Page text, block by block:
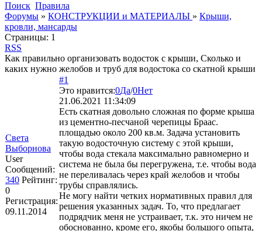
Поиск Правила
Форумы » КОНСТРУКЦИИ и МАТЕРИАЛЫ » Крыши,
кровли, мансарды
Страницы: 1
RSS
Как правильно организовать водосток с крыши, Сколько и
каких нужно желобов и труб для водостока со скатной крыши
Света
Выборнова
User
Сообщений:
340 Рейтинг:
0
Регистрация:
09.11.2014
#1
Это нравится:0Да/0Нет
21.06.2021 11:34:09
Есть скатная довольно сложная по форме крыша
из цементно-песчаной черепицы Браас.
площадью около 200 кв.м. Задача установить
такую водосточную систему с этой крыши,
чтобы вода стекала максимально равномерно и
система не была бы перегружена, т.е. чтобы вода
не переливалась через край желобов и чтобы
трубы справлялись.
Не могу найти четких нормативных правил для
решения указанных задач. То, что предлагает
подрядчик меня не устраивает, т.к. это ничем не
обоснованно, кроме его, якобы большого опыта,